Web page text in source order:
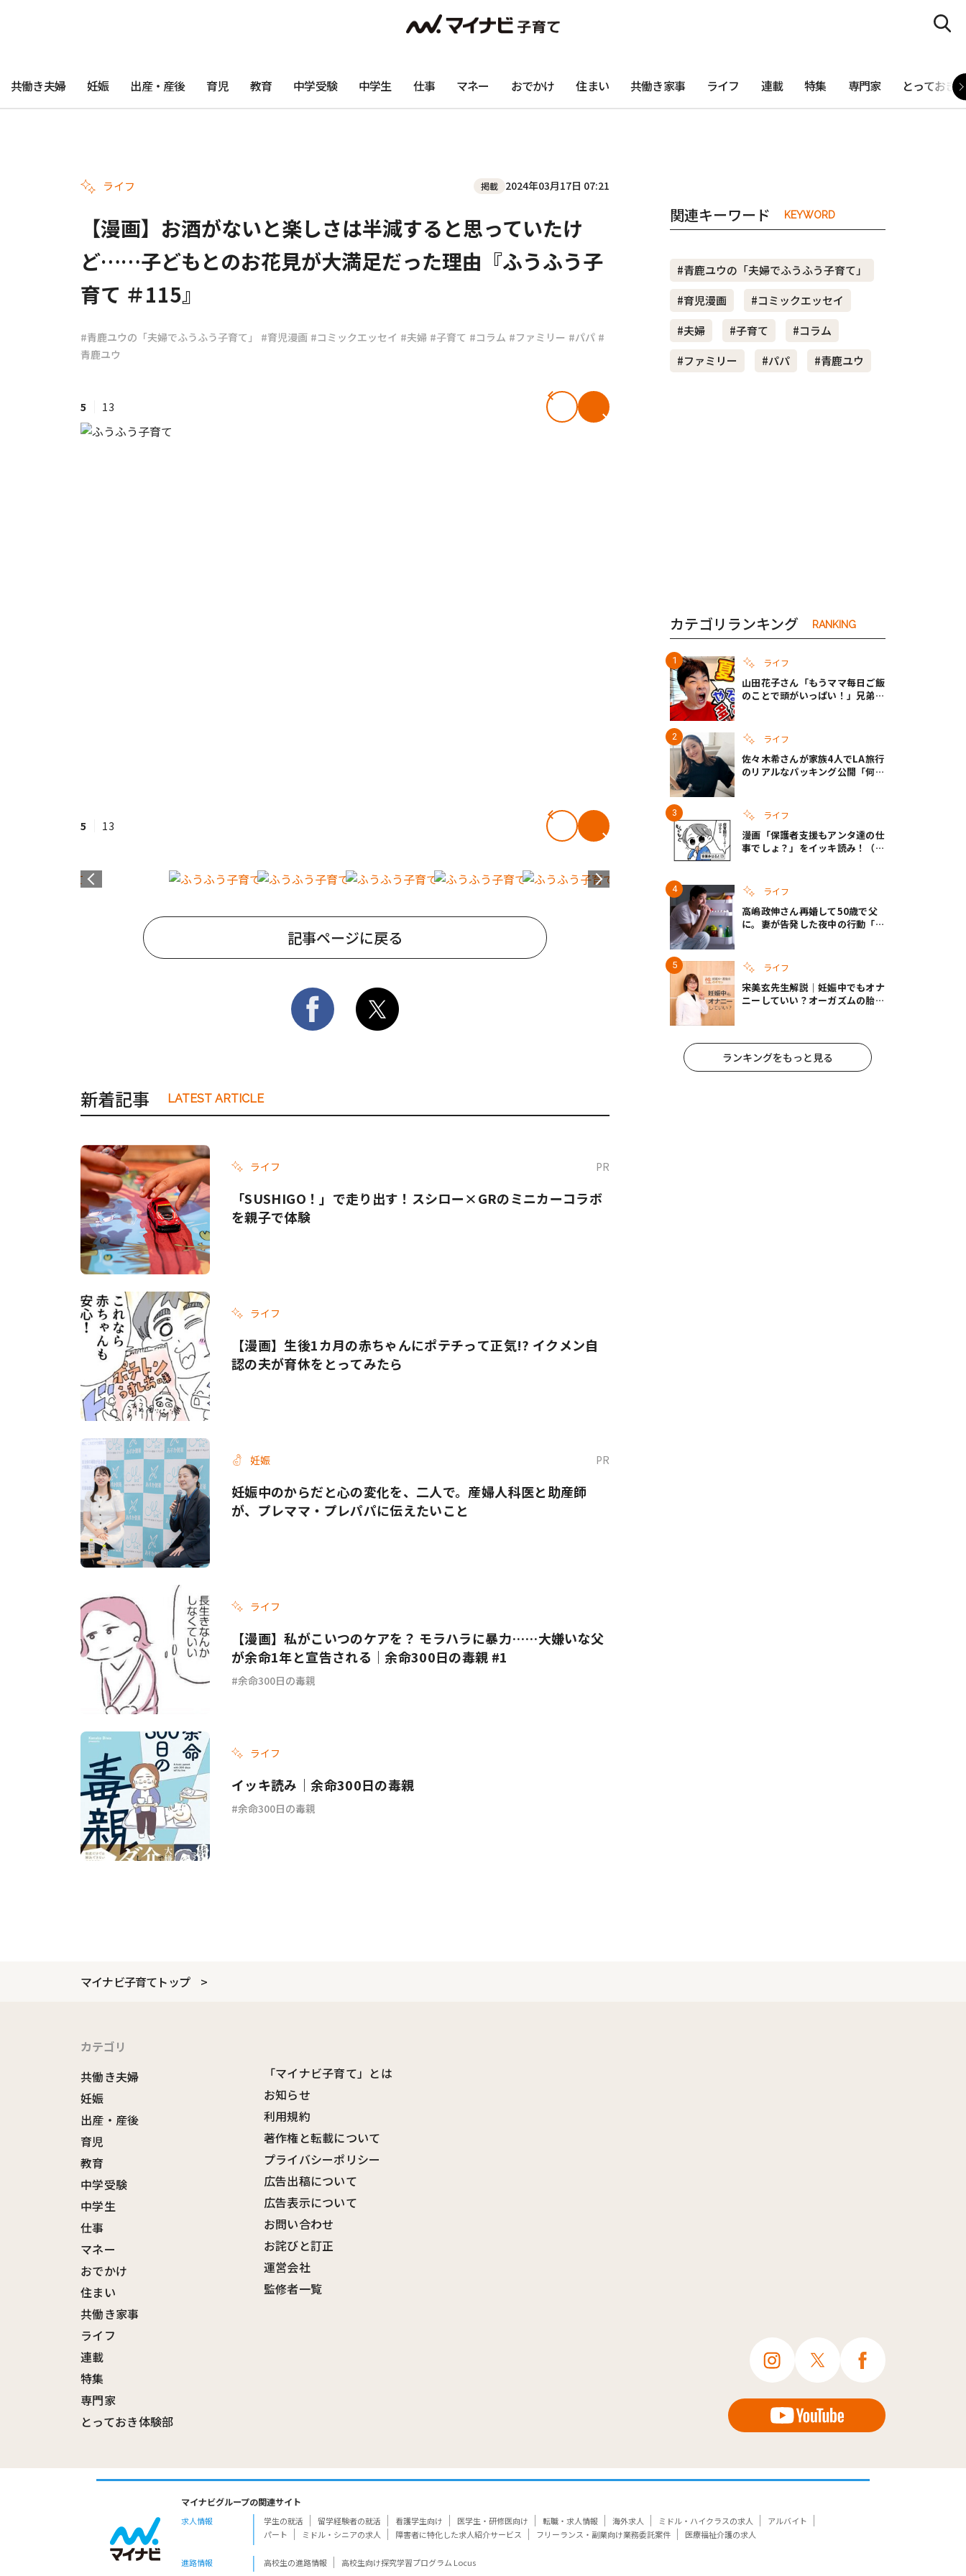
#共働き夫婦 #産休 #育休
#渡邊大地の令和的ワーパパ道 #マタニティニュース
共働き夫婦 妊娠 出産・産後 育児 教育 中学受験 中学生 仕事 マネー おでかけ 住まい 共働き家事 ライフ 連載 特集 専門家 とっておき
ライフ 掲載 2024年03月17日 07:21
【漫画】お酒がないと楽しさは半減すると思っていたけ
ど……子どもとのお花見が大満足だった理由『ふうふう子
育て ＃115』
#青鹿ユウの「夫婦でふうふう子育て」 #育児漫画 #コミックエッセイ #夫婦 #子育て #コラム #ファミリー #パパ #
青鹿ユウ
5 13
5 13
記事ページに戻る
新着記事 LATEST ARTICLE
ライフ PR
「SUSHIGO！」で走り出す！スシロー×GRのミニカーコラボ
を親子で体験
ライフ
【漫画】生後1カ月の赤ちゃんにポテチって正気!? イクメン自
認の夫が育休をとってみたら
妊娠 PR
妊娠中のからだと心の変化を、二人で。産婦人科医と助産師
が、プレママ・プレパパに伝えたいこと
ライフ
【漫画】私がこいつのケアを？ モラハラに暴力……大嫌いな父
が余命1年と宣告される｜余命300日の毒親 #1
余命300日の毒親
ライフ
イッキ読み｜余命300日の毒親
余命300日の毒親
関連キーワード KEYWORD
#青鹿ユウの「夫婦でふうふう子育て」
#育児漫画
#コミックエッセイ
#夫婦
#子育て
#コラム
#ファミリー
#パパ #青鹿ユウ
カテゴリランキング RANKING
ライフ
山田花子さん「もうママ毎日ご飯
のことで頭がいっぱい！」兄弟夏
ライフ
佐々木希さんが家族4人でLA旅行
のリアルなパッキング公開「何が
ライフ
漫画「保護者支援もアンタ達の仕
事でしょ？」をイッキ読み！（右
ライフ
高嶋政伸さん再婚して50歳で父
に。妻が告発した夜中の行動「こ
ライフ
宋美玄先生解説｜妊娠中でもオナ
ニーしていい？オーガズムの胎児
ランキングをもっと見る
マイナビ子育てトップ
カテゴリ
共働き夫婦
妊娠
出産・産後
育児
教育
中学受験
中学生
仕事
マネー
おでかけ
住まい
共働き家事
ライフ
連載
特集
専門家
とっておき体験部
「マイナビ子育て」とは
お知らせ
利用規約
著作権と転載について
プライバシーポリシー
広告出稿について
広告表示について
お問い合わせ
お詫びと訂正
運営会社
監修者一覧
マイナビグループの関連サイト
求人情報 学生の就活 留学経験者の就活 看護学生向け 医学生・研修医向け 転職・求人情報 海外求人 ミドル・ハイクラスの求人
アルバイト
パート
ミドル・シニアの求人 障害者に特化した求人紹介サービス フリーランス・副業向け業務委託案件 医療福祉介護の求人
進路情報 高校生の進路情報 高校生向け探究学習プログラム Locus